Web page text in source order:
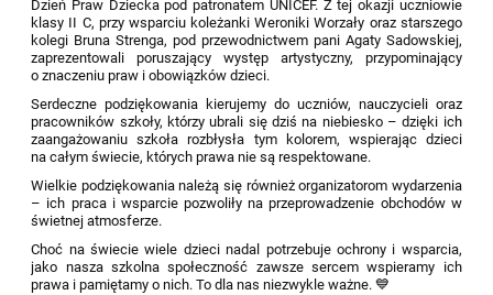
Dzień Praw Dziecka pod patronatem UNICEF. Z tej okazji uczniowie
klasy II C, przy wsparciu koleżanki Weroniki Worzały oraz starszego
kolegi Bruna Strenga, pod przewodnictwem pani Agaty Sadowskiej,
zaprezentowali poruszający występ artystyczny, przypominający
o znaczeniu praw i obowiązków dzieci.
Serdeczne podziękowania kierujemy do uczniów, nauczycieli oraz
pracowników szkoły, którzy ubrali się dziś na niebiesko – dzięki ich
zaangażowaniu szkoła rozbłysła tym kolorem, wspierając dzieci
na całym świecie, których prawa nie są respektowane.
Wielkie podziękowania należą się również organizatorom wydarzenia
– ich praca i wsparcie pozwoliły na przeprowadzenie obchodów w
świetnej atmosferze.
Choć na świecie wiele dzieci nadal potrzebuje ochrony i wsparcia,
jako nasza szkolna społeczność zawsze sercem wspieramy ich
prawa i pamiętamy o nich. To dla nas niezwykle ważne. 💙